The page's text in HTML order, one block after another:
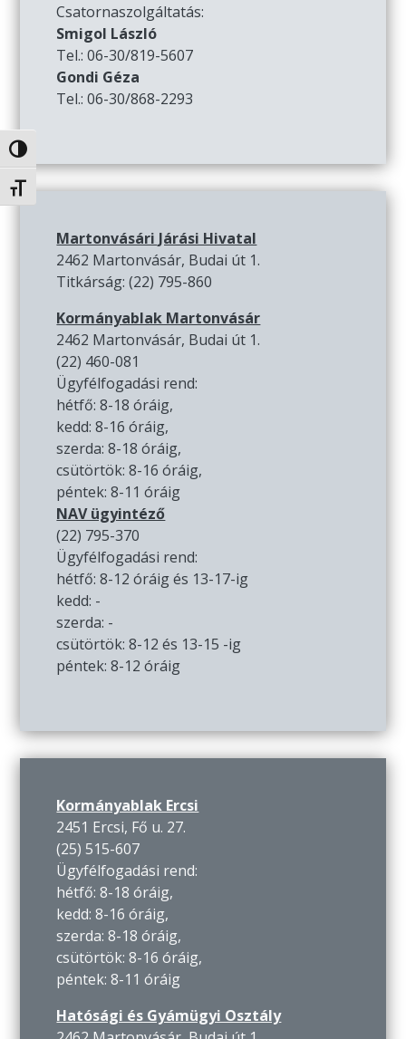
Nagy kontraszt váltása
Betűméret váltása
Csatornaszolgáltatás:
Smigol László
Tel.: 06-30/819-5607
Gondi Géza
Tel.: 06-30/868-2293
Martonvásári Járási Hivatal
2462 Martonvásár, Budai út 1.
Titkárság: (22) 795-860
Kormányablak Martonvásár
2462 Martonvásár, Budai út 1.
(22) 460-081
Ügyfélfogadási rend:
hétfő: 8-18 óráig,
kedd: 8-16 óráig,
szerda: 8-18 óráig,
csütörtök: 8-16 óráig,
péntek: 8-11 óráig
NAV ügyintéző
(22) 795-370
Ügyfélfogadási rend:
hétfő: 8-12 óráig és 13-17-ig
kedd: -
szerda: -
csütörtök: 8-12 és 13-15 -ig
péntek: 8-12 óráig
Kormányablak Ercsi
2451 Ercsi, Fő u. 27.
(25) 515-607
Ügyfélfogadási rend:
hétfő: 8-18 óráig,
kedd: 8-16 óráig,
szerda: 8-18 óráig,
csütörtök: 8-16 óráig,
péntek: 8-11 óráig
Hatósági és Gyámügyi Osztály